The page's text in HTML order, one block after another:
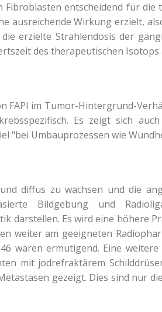
Fibroblasten entscheidend für
ausreichende Wirkung erzielt,
erzielte Strahlendosis der
des therapeutischen
FAPI im Tumor-Hintergrund-
Es zeigt sich
"bei Umbauprozessen wie
diffus zu wachsen und die
Bildgebung und
darstellen. Es wird eine höhere
weiter am geeigneten
waren ermutigend. Eine
mit jodrefraktärem
gezeigt. Dies sind nur